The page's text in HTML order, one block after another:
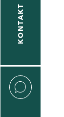
KONTAKT